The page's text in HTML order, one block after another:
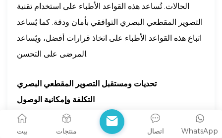
الحالات. تُساعد هذه القواعد الأطباء على استخدام تقنية
التصوير المقطعي البصري التوافقي بأمان ودقة. كما يُساعد
اتباع هذه القواعد الأطباء على اتخاذ قرارات أفضل، ويُساعد
تحديات ومستقبل التصوير المقطعي البصري
التكلفة وإمكانية الوصول
قد تكون أنظمة التصوير المقطعي البصري التوافقي باهظة
الثمن. تواجه العديد من المستشفيات صعوبة في شراء هذه
بيت منتجات WhatsApp اتصال